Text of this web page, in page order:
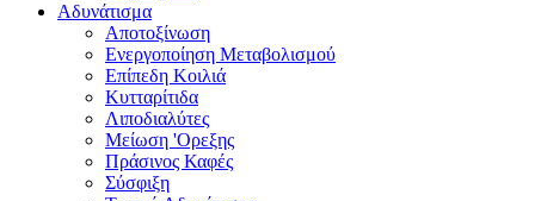
Αδυνάτισμα
Αποτοξίνωση
Ενεργοποίηση Μεταβολισμού
Επίπεδη Κοιλιά
Κυτταρίτιδα
Λιποδιαλύτες
Μείωση 'Ορεξης
Πράσινος Καφές
Σύσφιξη